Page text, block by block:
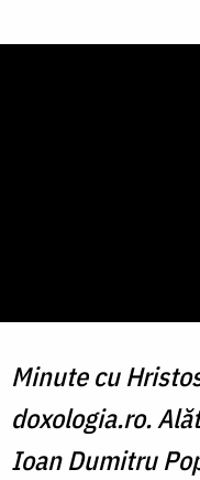
Minute cu
doxologia.ro.
Ioan Dumitru